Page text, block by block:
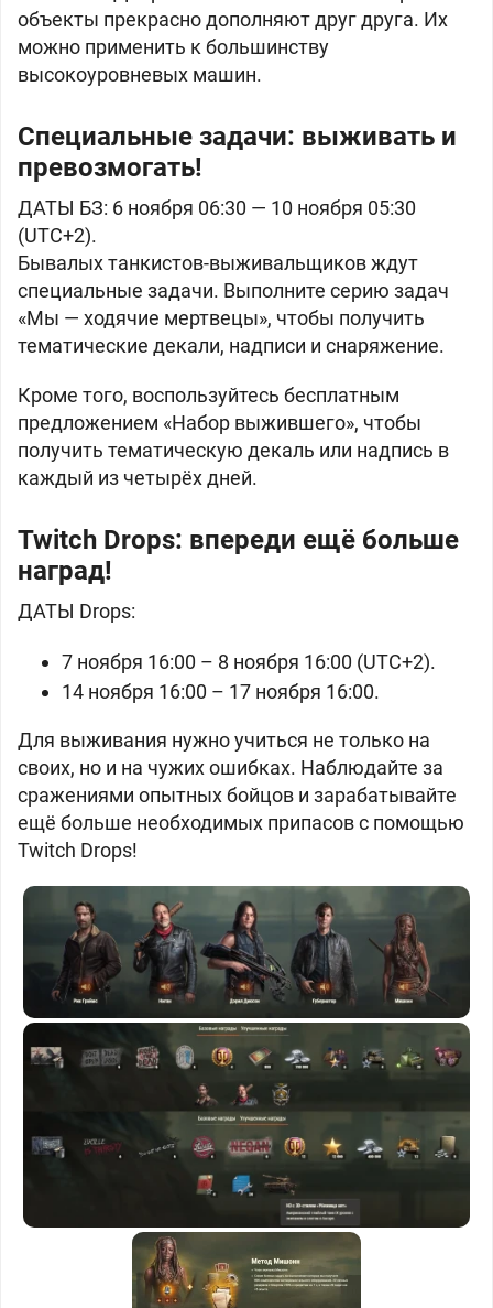
объекты прекрасно дополняют друг друга. Их
можно применить к большинству
высокоуровневых машин.
Специальные задачи: выживать и
превозмогать!
ДАТЫ БЗ: 6 ноября 06:30 — 10 ноября 05:30
(UTC+2).
Бывалых танкистов-выживальщиков ждут
специальные задачи. Выполните серию задач
«Мы — ходячие мертвецы», чтобы получить
тематические декали, надписи и снаряжение.
Кроме того, воспользуйтесь бесплатным
предложением «Набор выжившего», чтобы
получить тематическую декаль или надпись в
каждый из четырёх дней.
Twitch Drops: впереди ещё больше
наград!
ДАТЫ Drops:
7 ноября 16:00 – 8 ноября 16:00 (UTC+2).
14 ноября 16:00 – 17 ноября 16:00.
Для выживания нужно учиться не только на
своих, но и на чужих ошибках. Наблюдайте за
сражениями опытных бойцов и зарабатывайте
ещё больше необходимых припасов с помощью
Twitch Drops!